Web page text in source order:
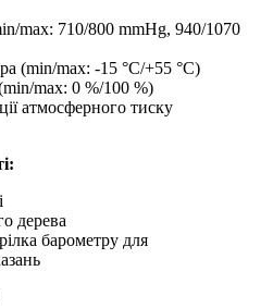
max: 710/800 mmHg, 940/1070
(min/max: -15 °C/+55 °C)
max: 0 %/100 %)
атмосферного тиску
дерева
барометру для